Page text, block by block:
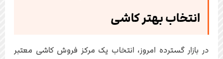
انتخاب بهتر کاشی
در بازار گسترده امروز، انتخاب یک مرکز فروش کاشی معتبر